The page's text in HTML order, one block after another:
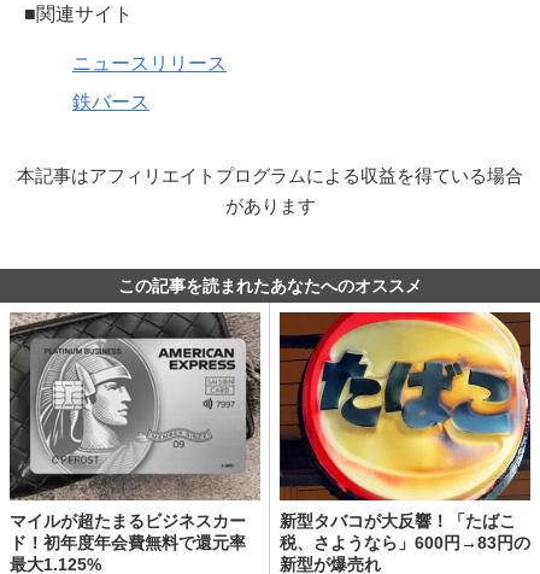
■関連サイト
ニュースリリース
鉄バース
本記事はアフィリエイトプログラムによる収益を得ている場合
があります
この記事を読まれたあなたへのオススメ
マイルが超たまるビジネスカー
ド！初年度年会費無料で還元率
最大1.125%
新型タバコが大反響！「たばこ
税、さようなら」600円→83円の
新型が爆売れ